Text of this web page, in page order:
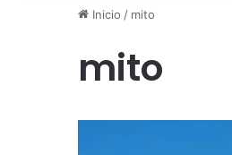
Inicio / mito
mito